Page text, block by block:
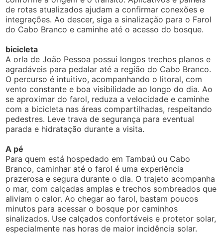
de rotas atualizados ajudam a confirmar conexões e
integrações. Ao descer, siga a sinalização para o Farol
do Cabo Branco e caminhe até o acesso do bosque.
bicicleta
A orla de João Pessoa possui longos trechos planos e
agradáveis para pedalar até a região do Cabo Branco.
O percurso é intuitivo, acompanhando o litoral, com
vento constante e boa visibilidade ao longo do dia. Ao
se aproximar do farol, reduza a velocidade e caminhe
com a bicicleta nas áreas compartilhadas, respeitando
pedestres. Leve trava de segurança para eventual
parada e hidratação durante a visita.
A pé
Para quem está hospedado em Tambaú ou Cabo
Branco, caminhar até o farol é uma experiência
prazerosa e segura durante o dia. O trajeto acompanha
o mar, com calçadas amplas e trechos sombreados que
aliviam o calor. Ao chegar ao farol, bastam poucos
minutos para acessar o bosque por caminhos
sinalizados. Use calçados confortáveis e protetor solar,
especialmente nas horas de maior incidência solar.